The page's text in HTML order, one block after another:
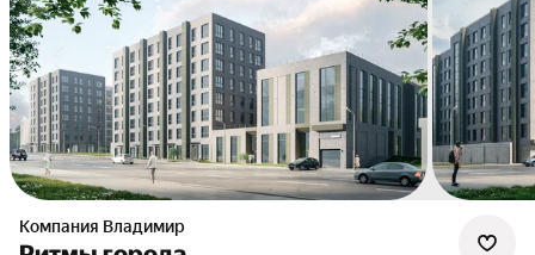
Компания Владимир